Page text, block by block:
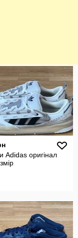
Adidas оригінал